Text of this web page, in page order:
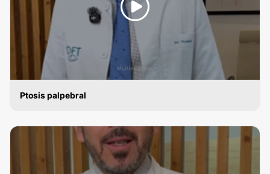
Ptosis palpebral